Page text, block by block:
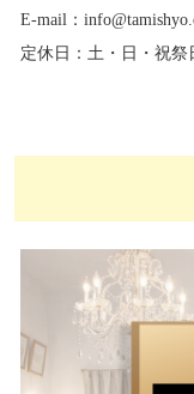
E-mail：
定休日：土・日・祝祭